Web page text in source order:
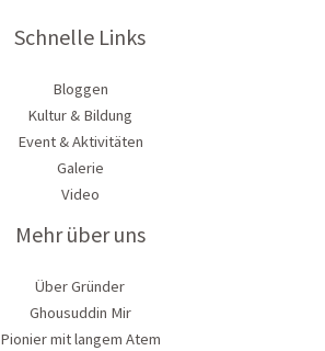
Schnelle Links
Bloggen
Kultur & Bildung
Event & Aktivitäten
Galerie
Video
Mehr über uns
Über Gründer
Ghousuddin Mir
Pionier mit langem Atem